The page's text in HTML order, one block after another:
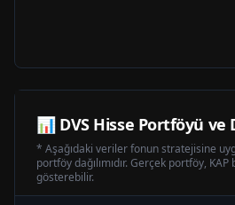
📊 DVSHisse Portföyü ve
* Aşağıdaki veriler fonun stratejisine
portföy dağılımıdır. Gerçek portföy,
gösterebilir.